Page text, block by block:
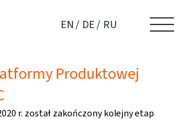
EN DE RU
Produktowej
r. został zakończony kolejny etap